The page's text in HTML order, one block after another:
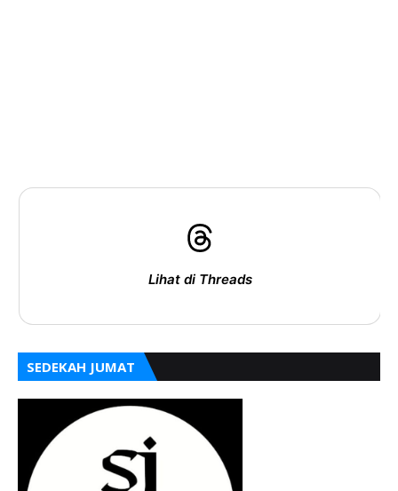
Lihat di Threads
SEDEKAH JUMAT